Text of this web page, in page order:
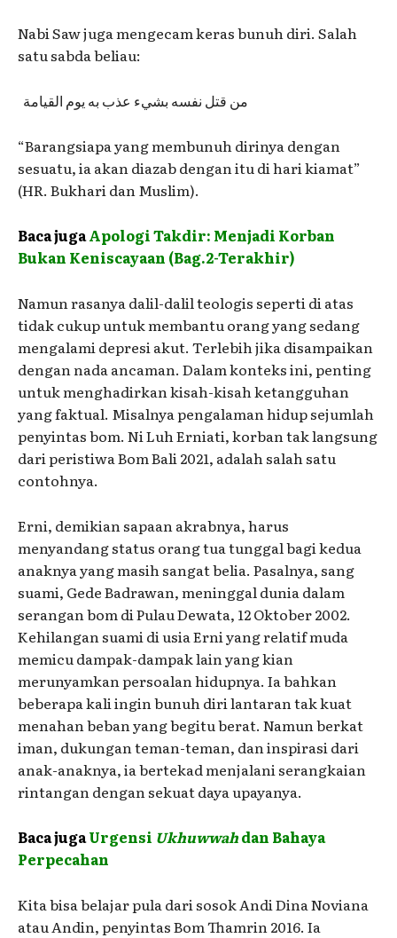
Nabi Saw juga mengecam keras bunuh diri. Salah
satu sabda beliau:
من قتل نفسه بشيء عذب به يوم القيامة
“Barangsiapa yang membunuh dirinya dengan
sesuatu, ia akan diazab dengan itu di hari kiamat”
(HR. Bukhari dan Muslim).
Baca jugaApologi Takdir: Menjadi Korban
Bukan Keniscayaan (Bag.2-Terakhir)
Namun rasanya dalil-dalil teologis seperti di atas
tidak cukup untuk membantu orang yang sedang
mengalami depresi akut. Terlebih jika disampaikan
dengan nada ancaman. Dalam konteks ini, penting
untuk menghadirkan kisah-kisah ketangguhan
yang faktual. Misalnya pengalaman hidup sejumlah
penyintas bom. Ni Luh Erniati, korban tak langsung
dari peristiwa Bom Bali 2021, adalah salah satu
contohnya.
Erni, demikian sapaan akrabnya, harus
menyandang status orang tua tunggal bagi kedua
anaknya yang masih sangat belia. Pasalnya, sang
suami, Gede Badrawan, meninggal dunia dalam
serangan bom di Pulau Dewata, 12 Oktober 2002.
Kehilangan suami di usia Erni yang relatif muda
memicu dampak-dampak lain yang kian
merunyamkan persoalan hidupnya. Ia bahkan
beberapa kali ingin bunuh diri lantaran tak kuat
menahan beban yang begitu berat. Namun berkat
iman, dukungan teman-teman, dan inspirasi dari
anak-anaknya, ia bertekad menjalani serangkaian
rintangan dengan sekuat daya upayanya.
Baca jugaUrgensi Ukhuwwahdan Bahaya
Perpecahan
Kita bisa belajar pula dari sosok Andi Dina Noviana
atau Andin, penyintas Bom Thamrin 2016. Ia